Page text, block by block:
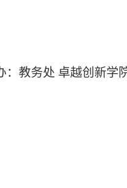
：教务处 卓越创新学